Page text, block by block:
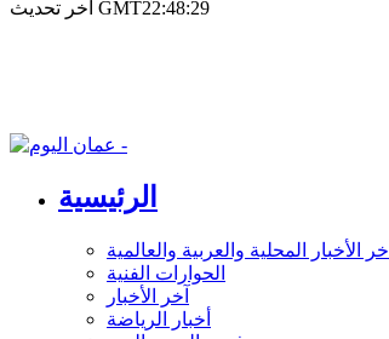
آخر تحديث GMT22:48:29
الرئيسية
أخر الأخبار المحلية والعربية والعالمية
الحوارات الفنية
آخر الأخبار
أخبار الرياضة